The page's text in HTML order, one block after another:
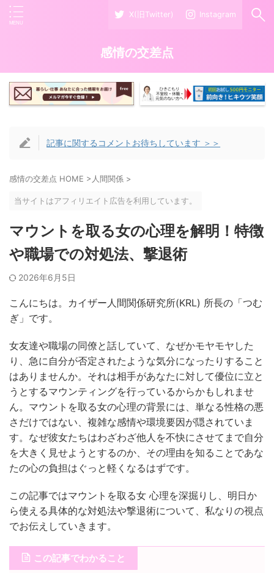
X(旧Twitter) Instagram
感情の交差点
記事に関するコメントお待ちしています ＞＞
感情の交差点 HOME > 人間関係 >
当サイトはアフィリエイト広告を利用しています。
マウントを取る女の心理を解明！特徴
や職場での対処法、撃退術
2026年6月5日
こんにちは。カイザー人間関係研究所(KRL) 所長の「つむ
ぎ」です。
女友達や職場の同僚と話していて、なぜかモヤモヤした
り、急に自分が否定されたような気分になったりすること
はありませんか。それは相手があなたに対して優位に立と
うとするマウンティングを行っているからかもしれませ
ん。マウントを取る女の心理の背景には、単なる性格の悪
さだけではない、複雑な感情や環境要因が隠されていま
す。なぜ彼女たちはわざわざ他人を不快にさせてまで自分
を大きく見せようとするのか、その理由を知ることであな
たの心の負担はぐっと軽くなるはずです。
この記事ではマウントを取る女 心理を深掘りし、明日か
ら使える具体的な対処法や撃退術について、私なりの視点
でお伝えしていきます。
この記事でわかること